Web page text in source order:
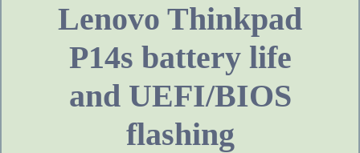
Lenovo Thinkpad
P14s battery life
and UEFI/BIOS
flashing